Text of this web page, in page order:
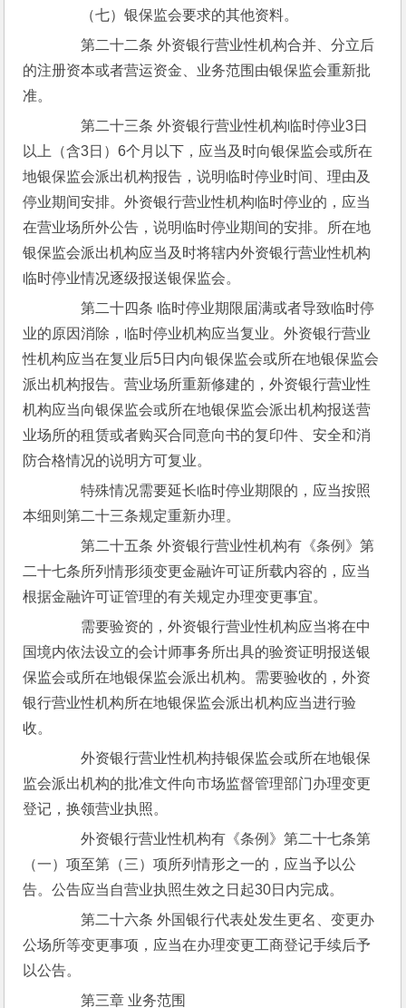
（七）银保监会要求的其他资料。
第二十二条 外资银行营业性机构合并、分立后
的注册资本或者营运资金、业务范围由银保监会重新批
准。
第二十三条 外资银行营业性机构临时停业3日
以上（含3日）6个月以下，应当及时向银保监会或所在
地银保监会派出机构报告，说明临时停业时间、理由及
停业期间安排。外资银行营业性机构临时停业的，应当
在营业场所外公告，说明临时停业期间的安排。所在地
银保监会派出机构应当及时将辖内外资银行营业性机构
临时停业情况逐级报送银保监会。
第二十四条 临时停业期限届满或者导致临时停
业的原因消除，临时停业机构应当复业。外资银行营业
性机构应当在复业后5日内向银保监会或所在地银保监会
派出机构报告。营业场所重新修建的，外资银行营业性
机构应当向银保监会或所在地银保监会派出机构报送营
业场所的租赁或者购买合同意向书的复印件、安全和消
防合格情况的说明方可复业。
特殊情况需要延长临时停业期限的，应当按照
本细则第二十三条规定重新办理。
第二十五条 外资银行营业性机构有《条例》第
二十七条所列情形须变更金融许可证所载内容的，应当
根据金融许可证管理的有关规定办理变更事宜。
需要验资的，外资银行营业性机构应当将在中
国境内依法设立的会计师事务所出具的验资证明报送银
保监会或所在地银保监会派出机构。需要验收的，外资
银行营业性机构所在地银保监会派出机构应当进行验
收。
外资银行营业性机构持银保监会或所在地银保
监会派出机构的批准文件向市场监督管理部门办理变更
登记，换领营业执照。
外资银行营业性机构有《条例》第二十七条第
（一）项至第（三）项所列情形之一的，应当予以公
告。公告应当自营业执照生效之日起30日内完成。
第二十六条 外国银行代表处发生更名、变更办
公场所等变更事项，应当在办理变更工商登记手续后予
以公告。
第三章 业务范围